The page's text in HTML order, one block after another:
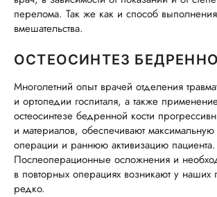
перелома. Так же как и способ выполнения
вмешательства.
ОСТЕОСИНТЕЗ
Многолетний опыт врачей отделения
и ортопедии госпиталя, а также
остеосинтезе бедренной кости
и материалов, обеспечивают максимальную
операции и раннюю активизацию пациента.
Послеоперационные осложнения и
в повторных операциях возникают у наших
редко.